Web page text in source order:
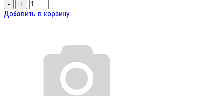
- +
Добавить в корзину